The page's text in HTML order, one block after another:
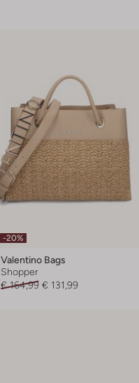
-20%
Valentino Bags
Shopper
€ 164,99 € 131,99